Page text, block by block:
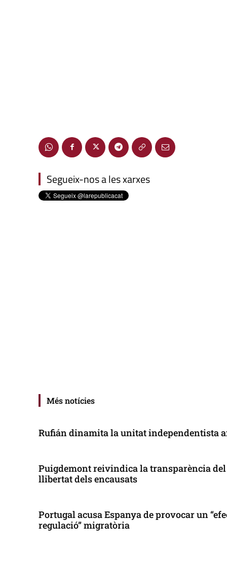
Segueix-nos a les xarxes
Més notícies
Rufián dinamita la unitat independentista
Puigdemont reivindica la transparència
llibertat dels encausats
Portugal acusa Espanya de provocar un
regulació” migratòria